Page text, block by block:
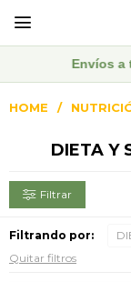

Envíos a
HOME
DIETA Y
Filtrando por:
Quitar filtros